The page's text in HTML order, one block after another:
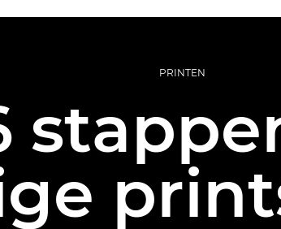
PRINTEN